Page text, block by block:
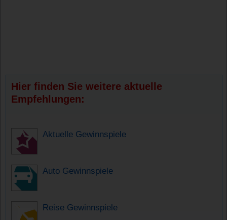
Hier finden Sie weitere aktuelle
Empfehlungen:
Aktuelle Gewinnspiele
Auto Gewinnspiele
Reise Gewinnspiele